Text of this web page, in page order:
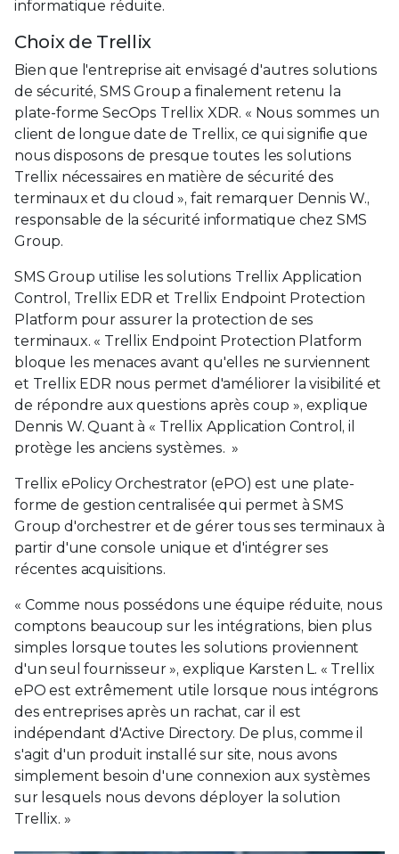
informatique réduite.
Choix de Trellix
Bien que l'entreprise ait envisagé d'autres solutions
de sécurité, SMS Group a finalement retenu la
plate-forme SecOps Trellix XDR. « Nous sommes un
client de longue date de Trellix, ce qui signifie que
nous disposons de presque toutes les solutions
Trellix nécessaires en matière de sécurité des
terminaux et du cloud », fait remarquer Dennis W.,
responsable de la sécurité informatique chez SMS
Group.
SMS Group utilise les solutions Trellix Application
Control, Trellix EDR et Trellix Endpoint Protection
Platform pour assurer la protection de ses
terminaux. « Trellix Endpoint Protection Platform
bloque les menaces avant qu'elles ne surviennent
et Trellix EDR nous permet d'améliorer la visibilité et
de répondre aux questions après coup », explique
Dennis W. Quant à « Trellix Application Control, il
protège les anciens systèmes. »
Trellix ePolicy Orchestrator (ePO) est une plate-
forme de gestion centralisée qui permet à SMS
Group d'orchestrer et de gérer tous ses terminaux à
partir d'une console unique et d'intégrer ses
récentes acquisitions.
« Comme nous possédons une équipe réduite, nous
comptons beaucoup sur les intégrations, bien plus
simples lorsque toutes les solutions proviennent
d'un seul fournisseur », explique Karsten L. « Trellix
ePO est extrêmement utile lorsque nous intégrons
des entreprises après un rachat, car il est
indépendant d'Active Directory. De plus, comme il
s'agit d'un produit installé sur site, nous avons
simplement besoin d'une connexion aux systèmes
sur lesquels nous devons déployer la solution
Trellix. »